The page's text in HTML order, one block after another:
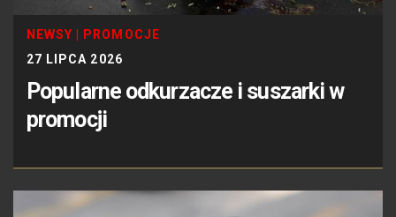
NEWSY
PROMOCJE
27 LIPCA 2026
Popularne odkurzacze i suszarki w
promocji